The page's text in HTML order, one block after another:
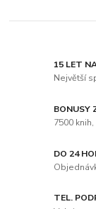
15 LET
Největší
BONUSY
7500
DO 24
TEL.